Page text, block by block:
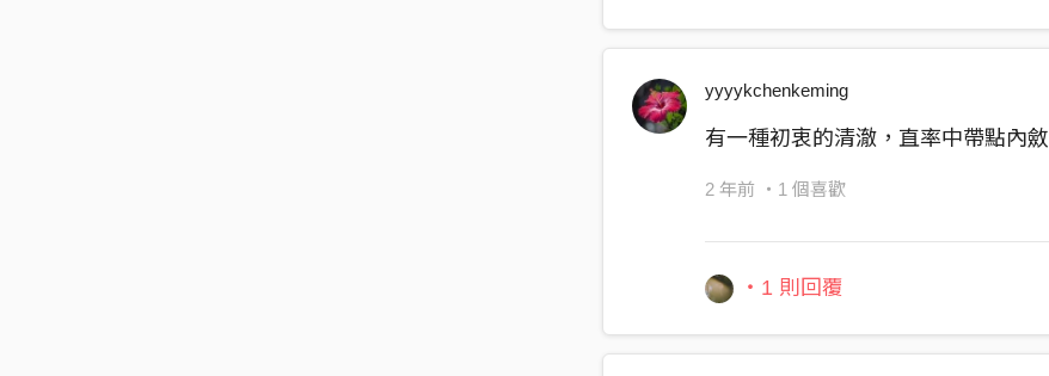
終將匯集成海洋
未知的明天又更靠近一些
把畫面交疊
好像又回到熟悉的海邊
風箏越飛越遠
yyyykchenkeming
有一種初衷的清澈，直率中帶點內斂
2 年前 ・1 個喜歡
・1 則回覆